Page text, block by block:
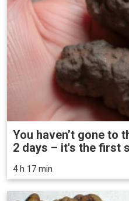
You haven’t gone to
2 days – it's the first
4 h 17 min